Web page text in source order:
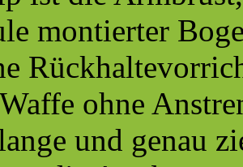
montierter
ohne
und genau